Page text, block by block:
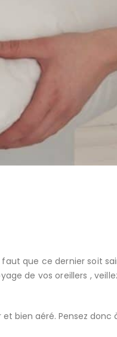
que ce dernier soit
de vos oreillers ,
bien aéré. Pensez donc